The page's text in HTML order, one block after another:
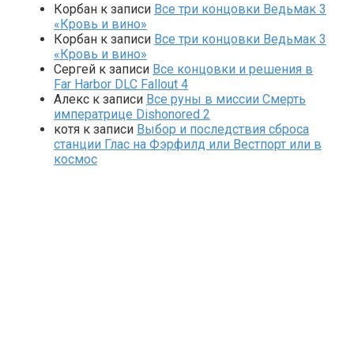
Корбан к записи Все три концовки Ведьмак 3
«Кровь и вино»
Корбан к записи Все три концовки Ведьмак 3
«Кровь и вино»
Сергей к записи Все концовки и решения в
Far Harbor DLC Fallout 4
Алекс к записи Все руны в миссии Смерть
императрице Dishonored 2
котя к записи Выбор и последствия сброса
станции Глас на Фэрфилд или Вестпорт или в
космос